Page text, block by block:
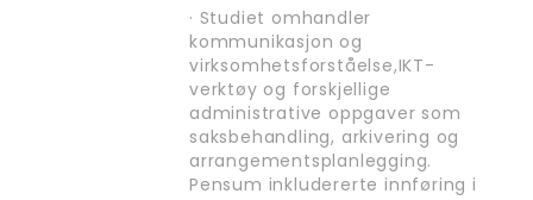
· Studiet omhandler
kommunikasjon og
virksomhetsforståelse,IKT-
verktøy og forskjellige
administrative oppgaver som
saksbehandling, arkivering og
arrangementsplanlegging.
Pensum inkludererte innføring i